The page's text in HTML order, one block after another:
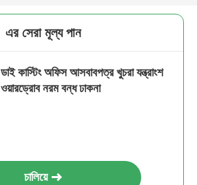
এর সেরা মূল্য পান
ডাই কাস্টিং অফিস আসবাবপত্র খুচরা যন্ত্রাংশ
ওয়ারড্রোব নরম বন্ধ ঢাকনা
চালিয়ে